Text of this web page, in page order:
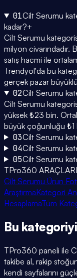
01Cilt Serumu
kadar?+
Cilt Serumu
milyon civarındadır.
satış hacmi ile
Trendyol'da bu
gerçek pazar
02Cilt Serumu
Cilt Serumu
yüksek ₺23 bin.
büyük çoğunluğu ₺1
03Cilt Serumu
04Cilt Serumu
05Cilt Serumu
TPro360
Cilt Serumu Ürün
AraştırmaKategori
HesaplamaTüm
Bu kategoriyi
TPro360 paneli ile
takibe al, rakip
kendi sayfalarını